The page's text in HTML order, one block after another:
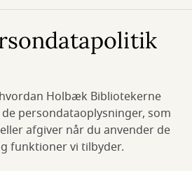
Holbæk Bibliotekerne
persondataoplysninger, som
afgiver når du anvender de
funktioner vi tilbyder.